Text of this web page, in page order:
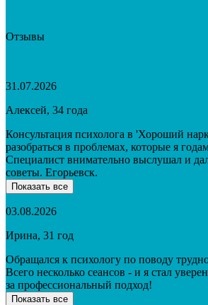
Отзывы
31.07.2026
Алексей, 34 года
Консультация психолога в 'Хороший
разобраться в проблемах, которые я
Специалист внимательно выслушал и
советы. Егорьевск.
Показать все
03.08.2026
Ирина, 31 год
Обращался к психологу по поводу
Всего несколько сеансов - и я стал
за профессиональный подход!
Показать все